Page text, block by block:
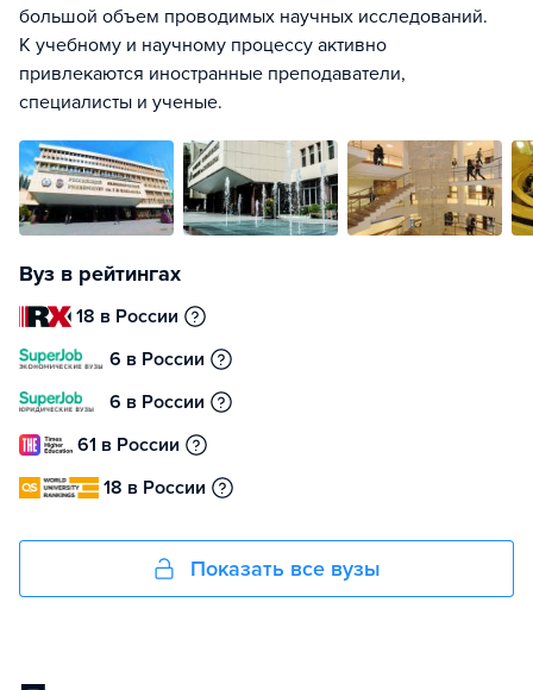
большой объем проводимых научных исследований.
К учебному и научному процессу активно
привлекаются иностранные преподаватели,
специалисты и ученые.
Вуз в рейтингах
18 в России
6 в России
6 в России
61 в России
18 в России
Показать все вузы